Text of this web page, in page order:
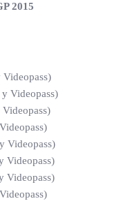
2015
Videopass)
Videopass)
Videopass)
Videopass)